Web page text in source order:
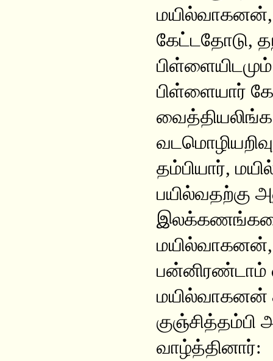
மயில்வாகனன்,
கேட்டதோடு,
பிள்ளையார்
வைத்தியலிங்க
தம்பியார்,
பயில்வதற்கு
இலக்கணங்களை,
பன்னிரண்டாம்
மயில்வாகனன்
வாழ்த்தினார்: